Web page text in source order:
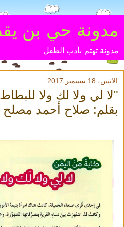
مدونة حي بن
مدونة تهتم بأدب الطفل
الاثنين، 18 سبتمبر 2017
"لا لي ولا لك ولا
بقلم: صلاح أحمد مصلح